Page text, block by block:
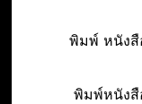
พิมพ์ หนังสื
พิมพ์หนังสื